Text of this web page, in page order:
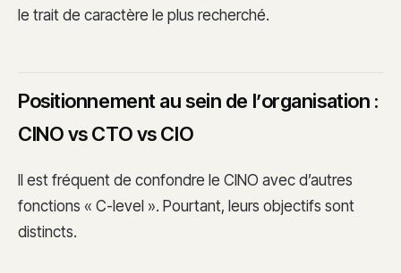
le trait de caractère le plus recherché.
Positionnement au sein de l’organisation :
CINO vs CTO vs CIO
Il est fréquent de confondre le CINO avec d’autres
fonctions « C-level ». Pourtant, leurs objectifs sont
distincts.